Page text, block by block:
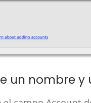
un nombre